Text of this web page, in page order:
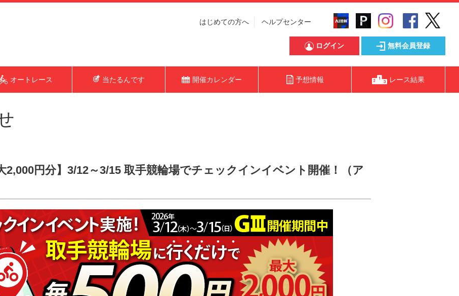
はじめての方へ ヘルプセンター
ログイン 無料会員登録
オートレース 当たるんです 開催カレンダー 予想情報 レース結果
2,000円分】3/12～3/15 取手競輪場でチェックインイベント開催！（ア